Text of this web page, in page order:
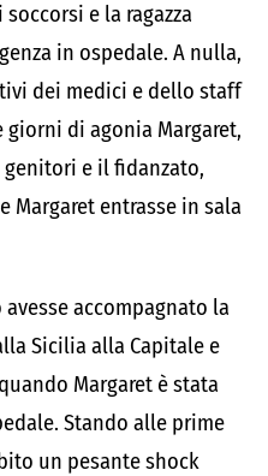
e la ragazza
in ospedale. A nulla,
dei medici e dello staff
di agonia Margaret,
genitori e il fidanzato,
Margaret entrasse in sala
accompagnato la
Sicilia alla Capitale e
Margaret è stata
Stando alle prime
un pesante shock